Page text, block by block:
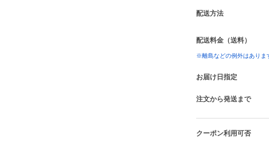
配送方法
配送料金（送料）
※離島などの例外はありま
お届け日指定
注文から発送まで
クーポン利用可否